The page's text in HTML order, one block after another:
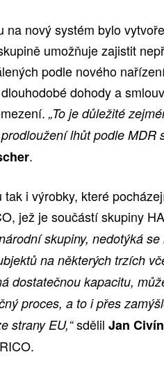
na nový systém bylo
umožňuje zajistit
podle nového
dohody a
„To je důležité
lhůt podle MDR
.
i výrobky, které
jež je součástí skupiny
skupiny, nedotýká
na některých trzích
dostatečnou kapacitu,
proces, a to i přes
strany EU,“sdělil Jan Civín